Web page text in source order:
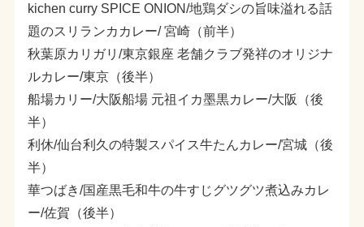
kichen curry SPICE ONION/地鶏ダシの旨味溢れる話
題のスリランカカレー/ 宮崎（前半）
秋葉原カリガリ/東京銀座 老舗クラブ発祥のオリジナ
ルカレー/東京（後半）
船場カリー/大阪船場 元祖イカ墨黒カレー/大阪（後
半）
利休/仙台利久の特製スパイス牛たんカレー/宮城（後
半）
華つばき/国産黒毛和牛の牛すじグツグツ煮込みカレ
ー/佐賀（後半）